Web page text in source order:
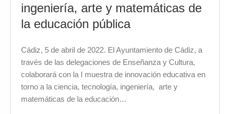
ingeniería, arte y matemáticas de
la educación pública
Cádiz, 5 de abril de 2022. El Ayuntamiento de Cádiz, a
través de las delegaciones de Enseñanza y Cultura,
colaborará con la I muestra de innovación educativa en
torno a la ciencia, tecnología, ingeniería, arte y
matemáticas de la educación…